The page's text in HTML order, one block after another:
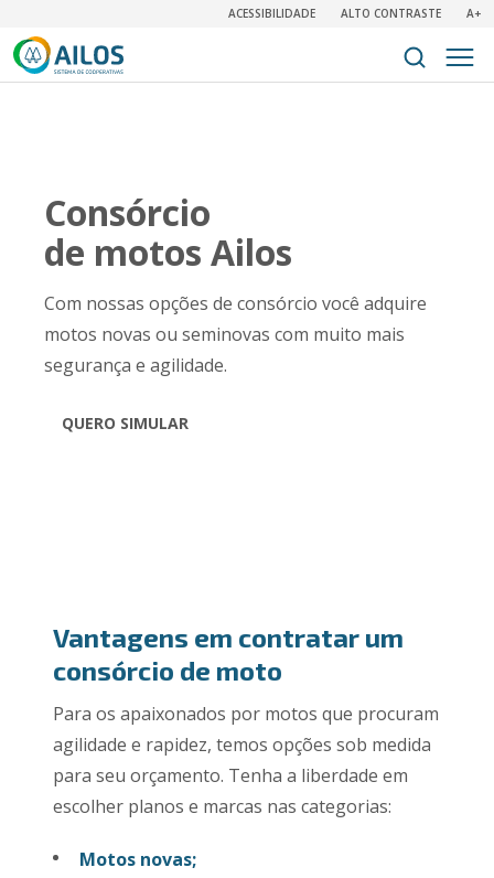
ACESSIBILIDADE ALTO CONTRASTE A+
Consórcio
de motos Ailos
Com nossas opções de consórcio você adquire
motos novas ou seminovas com muito mais
segurança e agilidade.
QUERO SIMULAR
Vantagens em contratar um
consórcio de moto
Para os apaixonados por motos que procuram
agilidade e rapidez, temos opções sob medida
para seu orçamento. Tenha a liberdade em
escolher planos e marcas nas categorias:
Motos novas;